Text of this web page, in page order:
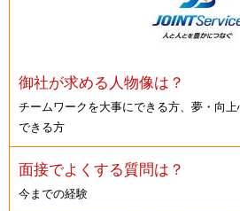
御社が求める人物像は？
チームワークを大事にできる方、夢・向
できる方
面接でよくする質問は？
今までの経験